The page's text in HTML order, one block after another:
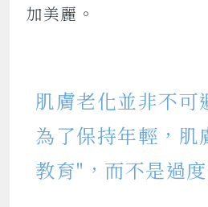
加美麗。
肌膚老化並非不可
為了保持年輕，肌
教育"，而不是過度